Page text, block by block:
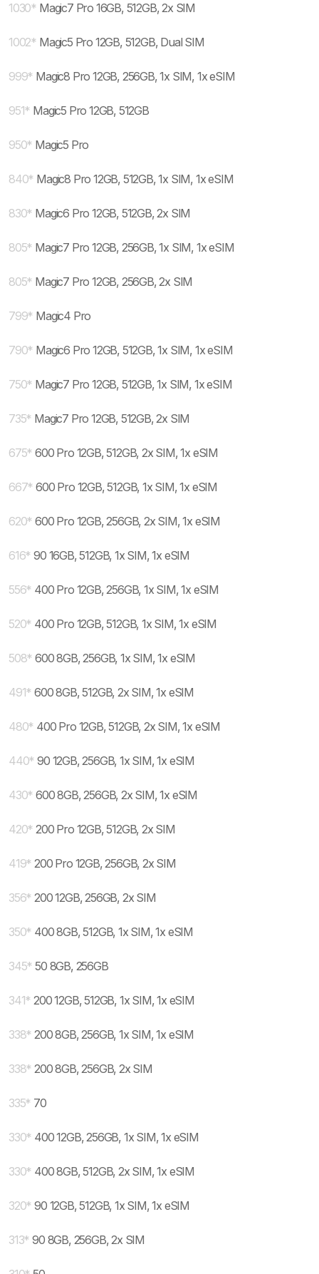
1030* Magic7 Pro 16GB, 512GB, 2x SIM
1002* Magic5 Pro 12GB, 512GB, Dual SIM
999* Magic8 Pro 12GB, 256GB, 1x SIM, 1x eSIM
951* Magic5 Pro 12GB, 512GB
950* Magic5 Pro
840* Magic8 Pro 12GB, 512GB, 1x SIM, 1x eSIM
830* Magic6 Pro 12GB, 512GB, 2x SIM
805* Magic7 Pro 12GB, 256GB, 1x SIM, 1x eSIM
805* Magic7 Pro 12GB, 256GB, 2x SIM
799* Magic4 Pro
790* Magic6 Pro 12GB, 512GB, 1x SIM, 1x eSIM
750* Magic7 Pro 12GB, 512GB, 1x SIM, 1x eSIM
735* Magic7 Pro 12GB, 512GB, 2x SIM
675* 600 Pro 12GB, 512GB, 2x SIM, 1x eSIM
667* 600 Pro 12GB, 512GB, 1x SIM, 1x eSIM
620* 600 Pro 12GB, 256GB, 2x SIM, 1x eSIM
616* 90 16GB, 512GB, 1x SIM, 1x eSIM
556* 400 Pro 12GB, 256GB, 1x SIM, 1x eSIM
520* 400 Pro 12GB, 512GB, 1x SIM, 1x eSIM
508* 600 8GB, 256GB, 1x SIM, 1x eSIM
491* 600 8GB, 512GB, 2x SIM, 1x eSIM
480* 400 Pro 12GB, 512GB, 2x SIM, 1x eSIM
440* 90 12GB, 256GB, 1x SIM, 1x eSIM
430* 600 8GB, 256GB, 2x SIM, 1x eSIM
420* 200 Pro 12GB, 512GB, 2x SIM
419* 200 Pro 12GB, 256GB, 2x SIM
356* 200 12GB, 256GB, 2x SIM
350* 400 8GB, 512GB, 1x SIM, 1x eSIM
345* 50 8GB, 256GB
341* 200 12GB, 512GB, 1x SIM, 1x eSIM
338* 200 8GB, 256GB, 1x SIM, 1x eSIM
338* 200 8GB, 256GB, 2x SIM
335* 70
330* 400 12GB, 256GB, 1x SIM, 1x eSIM
330* 400 8GB, 512GB, 2x SIM, 1x eSIM
320* 90 12GB, 512GB, 1x SIM, 1x eSIM
313* 90 8GB, 256GB, 2x SIM